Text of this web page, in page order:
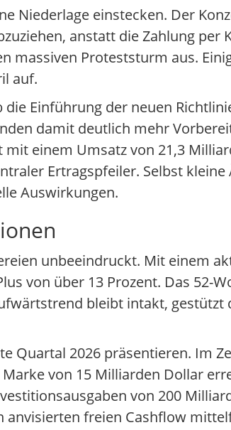
Niederlage einstecken. Der
anstatt die Zahlung per
massiven Proteststurm aus.
auf.
Einführung der neuen
damit deutlich mehr
einem Umsatz von 21,3
Ertragspfeiler. Selbst
Auswirkungen.
unbeeindruckt. Mit einem
von über 13 Prozent. Das 52-
bleibt intakt, gestützt
Quartal 2026 präsentieren. Im
von 15 Milliarden Dollar
von 200
freien Cashflow